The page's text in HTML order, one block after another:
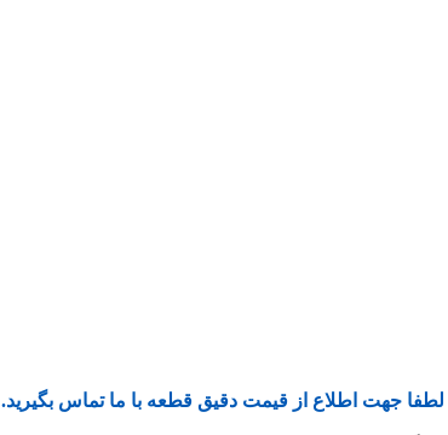
لطفا جهت اطلاع از قیمت دقیق قطعه با ما تماس بگیرید.